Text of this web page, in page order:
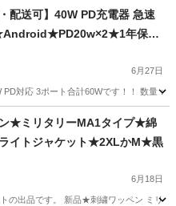
ジャケット
配送可】40W PD充電器 急速
年保証
6月27日
対応 3ポート合計60Wです！！ 数量
携帯アクセサリー 充電器
★ミリタリーMA1タイプ★綿
イトジャケット★2XLかM★黒
6月18日
の出品です。 新品★刺繍ワッペン ミリ